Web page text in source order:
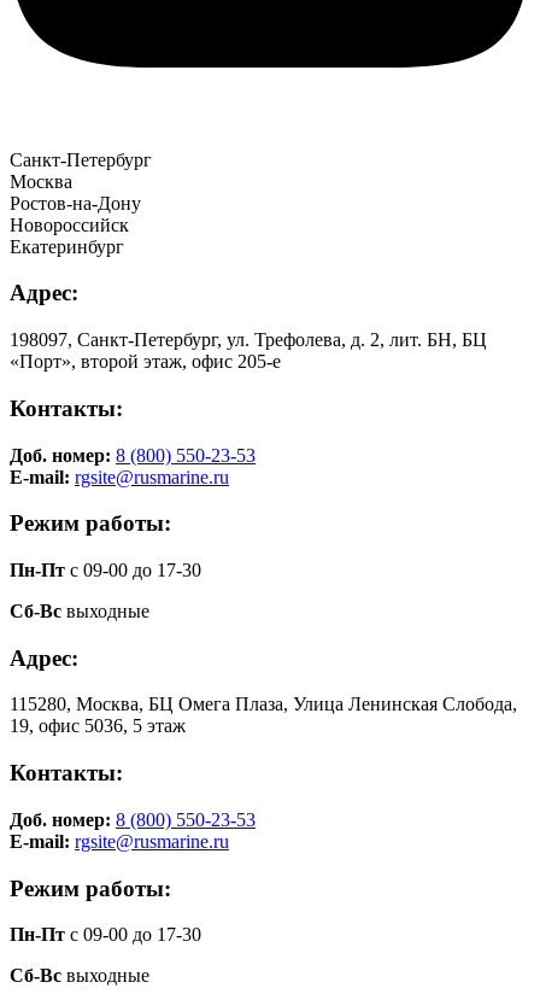
Санкт-Петербург
Москва
Ростов-на-Дону
Новороссийск
Екатеринбург
Адрес:
198097, Санкт-Петербург, ул. Трефолева, д. 2, лит. БН, БЦ
«Порт», второй этаж, офис 205-е
Контакты:
Доб. номер: 8 (800) 550-23-53
E-mail: rgsite@rusmarine.ru
Режим работы:
Пн-Пт с 09-00 до 17-30
Сб-Вс выходные
Адрес:
115280, Москва, БЦ Омега Плаза, Улица Ленинская Слобода,
19, офис 5036, 5 этаж
Контакты:
Доб. номер: 8 (800) 550-23-53
E-mail: rgsite@rusmarine.ru
Режим работы:
Пн-Пт с 09-00 до 17-30
Сб-Вс выходные